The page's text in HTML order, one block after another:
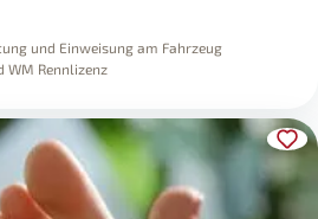
und Einweisung am Fahrzeug
Rennlizenz